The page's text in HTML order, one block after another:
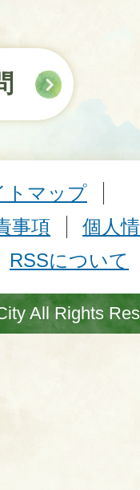
トマップ
事項
個人
RSSについて
All Rights